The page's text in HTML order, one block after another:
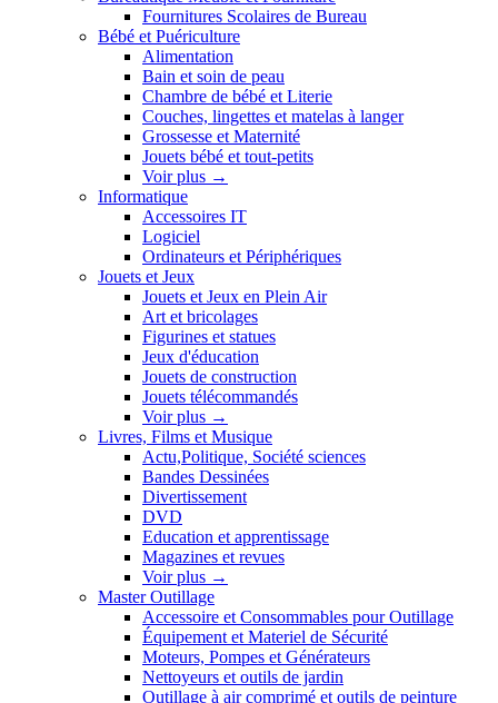
Fournitures Scolaires de Bureau
Bébé et Puériculture
Alimentation
Bain et soin de peau
Chambre de bébé et Literie
Couches, lingettes et matelas à langer
Grossesse et Maternité
Jouets bébé et tout-petits
Voir plus →
Informatique
Accessoires IT
Logiciel
Ordinateurs et Périphériques
Jouets et Jeux
Jouets et Jeux en Plein Air
Art et bricolages
Figurines et statues
Jeux d'éducation
Jouets de construction
Jouets télécommandés
Voir plus →
Livres, Films et Musique
Actu,Politique, Société sciences
Bandes Dessinées
Divertissement
DVD
Education et apprentissage
Magazines et revues
Voir plus →
Master Outillage
Accessoire et Consommables pour Outillage
Équipement et Materiel de Sécurité
Moteurs, Pompes et Générateurs
Nettoyeurs et outils de jardin
Outillage à air comprimé et outils de peinture